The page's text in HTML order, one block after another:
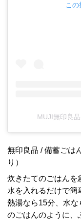
こ
MUJI無印良
無印良品 / 備蓄ごは
り）
炊きたてのごはんを
水を入れるだけで簡
熱湯なら15分、水
のごはんのように、